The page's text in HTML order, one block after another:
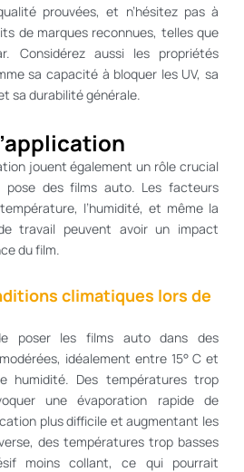
prouvées, et n’hésitez pas à
de marques reconnues, telles que
Considérez aussi les propriétés
sa capacité à bloquer les UV, sa
sa durabilité générale.
jouent également un rôle crucial
des films auto. Les facteurs
l’humidité, et même la
travail peuvent avoir un impact
du film.
climatiques lors de
poser les films auto dans des
idéalement entre 15° C et
humidité. Des températures trop
une évaporation rapide de
plus difficile et augmentant les
des températures trop basses
moins collant, ce qui pourrait